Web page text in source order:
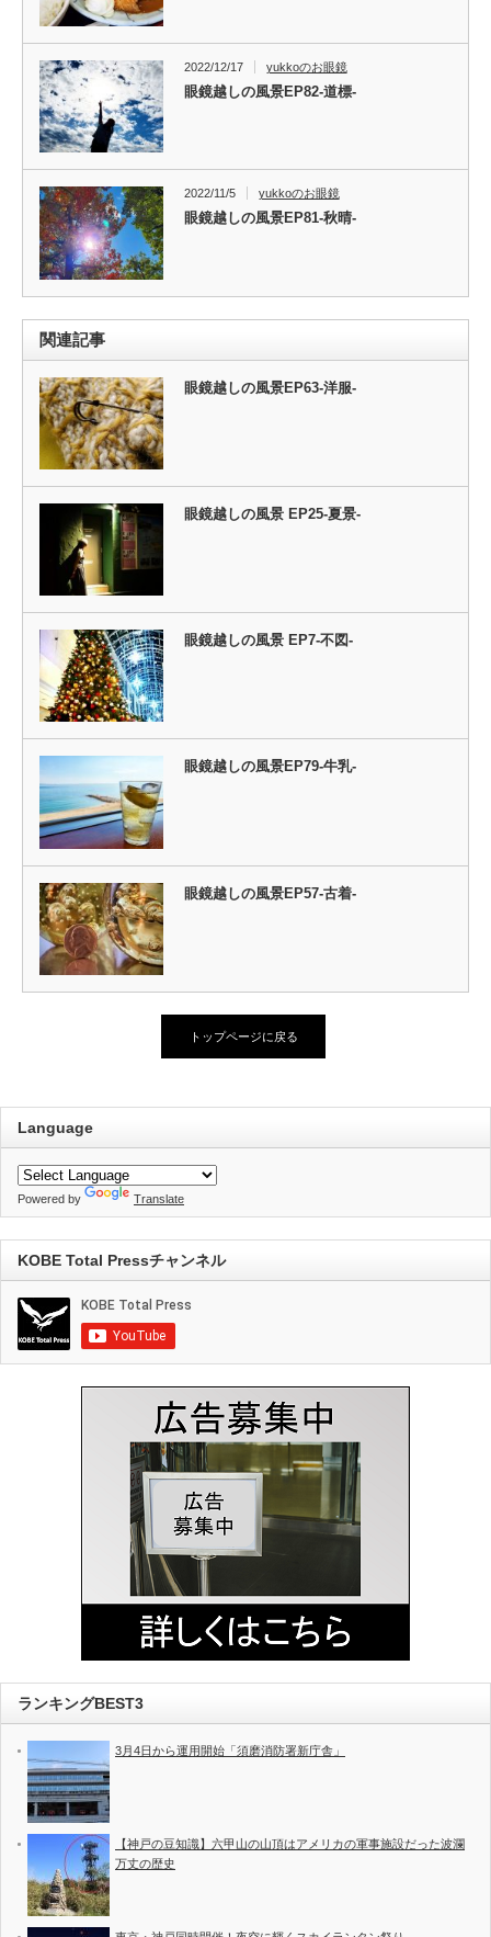
2022/12/17 yukkoのお眼鏡
眼鏡越しの風景EP82-道標-
2022/11/5 yukkoのお眼鏡
眼鏡越しの風景EP81-秋晴-
関連記事
眼鏡越しの風景EP63-洋服-
眼鏡越しの風景 EP25-夏景-
眼鏡越しの風景 EP7‐不図‐
眼鏡越しの風景EP79-牛乳-
眼鏡越しの風景EP57-古着-
トップページに戻る
Language
Powered by Translate
KOBE Total Pressチャンネル
ランキングBEST3
3月4日から運用開始「須磨消防署新庁舎」
【神戸の豆知識】六甲山の山頂はアメリカの軍事施設だった波瀾
万丈の歴史